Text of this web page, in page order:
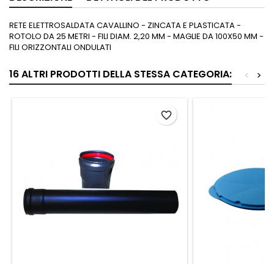
RETE ELETTROSALDATA CAVALLINO - ZINCATA E PLASTICATA -
ROTOLO DA 25 METRI - FILI DIAM. 2,20 MM - MAGLIE DA 100X50 MM -
FILI ORIZZONTALI ONDULATI
16 ALTRI PRODOTTI DELLA STESSA CATEGORIA: >
<
favorite_border